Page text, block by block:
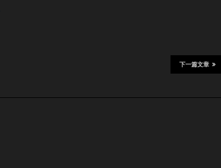
下一篇文章